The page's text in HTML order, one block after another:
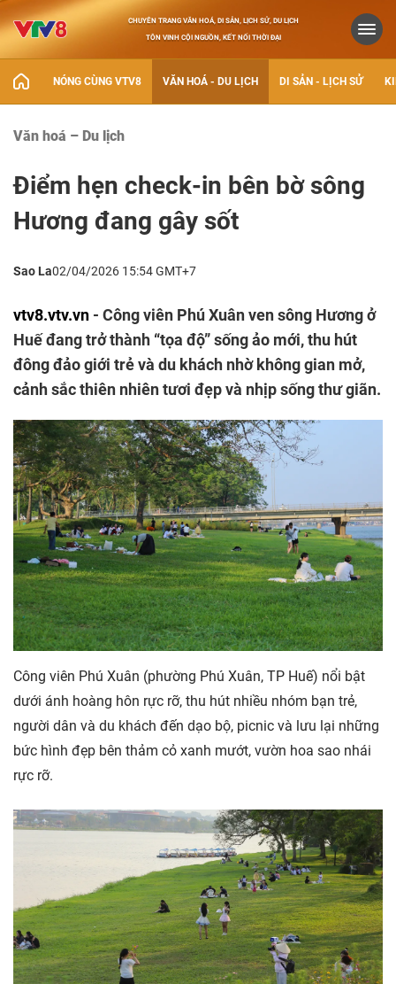
CHUYÊN TRANG VĂN HOÁ, DI SẢN, LỊCH SỬ, DU LỊCH
TÔN VINH CỘI NGUỒN, KẾT NỐI THỜI ĐẠI
NÓNG CÙNG VTV8 VĂN HOÁ - DU LỊCH DI SẢN - LỊCH SỬ
Văn hoá – Du lịch
Điểm hẹn check‑in bên bờ sông
Hương đang gây sốt
Sao La02/04/2026 15:54 GMT+7
vtv8.vtv.vn - Công viên Phú Xuân ven sông Hương ở
Huế đang trở thành “tọa độ” sống ảo mới, thu hút
đông đảo giới trẻ và du khách nhờ không gian mở,
cảnh sắc thiên nhiên tươi đẹp và nhịp sống thư giãn.
Công viên Phú Xuân (phường Phú Xuân, TP Huế) nổi bật
dưới ánh hoàng hôn rực rỡ, thu hút nhiều nhóm bạn trẻ,
người dân và du khách đến dạo bộ, picnic và lưu lại những
bức hình đẹp bên thảm cỏ xanh mướt, vườn hoa sao nhái
rực rỡ.